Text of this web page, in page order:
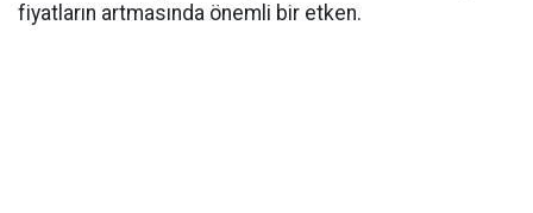
fiyatların artmasında önemli bir etken.